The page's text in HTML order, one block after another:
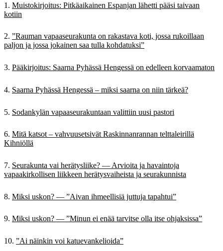
Muistokirjoitus: Pitkäaikainen Espanjan lähetti pääsi taivaan
kotiin
”Rauman vapaaseurakunta on rakastava koti, jossa rukoillaan
paljon ja jossa jokainen saa tulla kohdatuksi”
Pääkirjoitus: Saarna Pyhässä Hengessä on edelleen korvaamaton
Saarna Pyhässä Hengessä – miksi saarna on niin tärkeä?
Sodankylän vapaaseurakuntaan valittiin uusi pastori
Mitä katsot – vahvuusetsivät Raskinnanrannan telttaleirillä
Kihniöllä
Seurakunta vai herätysliike? — Arvioita ja havaintoja
vapaakirkollisen liikkeen herätysvaiheista ja seurakunnista
Miksi uskon? — ”Aivan ihmeellisiä juttuja tapahtui”
Miksi uskon? — ”Minun ei enää tarvitse olla itse ohjaksissa”
”Ai näinkin voi katuevankelioida”